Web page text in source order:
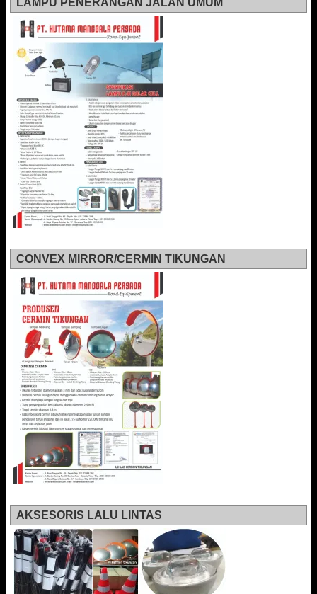
LAMPU PENERANGAN JALAN UMUM
CONVEX MIRROR/CERMIN TIKUNGAN
AKSESORIS LALU LINTAS